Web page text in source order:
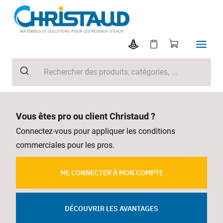
Vous êtes pro ou client Christaud ?
Connectez-vous pour appliquer les conditions
commerciales pour les pros.
ME CONNECTER À MON COMPTE
DÉCOUVRIR LES AVANTAGES